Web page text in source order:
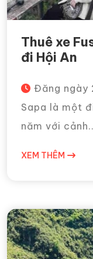
Thuê xe
đi Hội An
Đăng ngày
Sapa là một
năm với
XEM THÊM